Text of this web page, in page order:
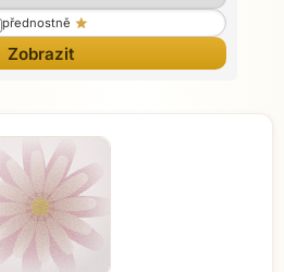
přednostně star